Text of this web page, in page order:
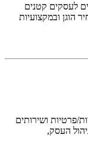
לעסקים קטנים
הוגן ובמקצועיות
פרטיות ושירותים
העסק,